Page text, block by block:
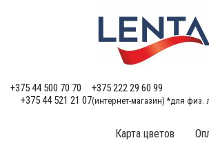
+375 44 500 70 70
+375 222 29 60 99
+375 44 521 21 07(интернет-магазин) *для физ.
Карта цветов